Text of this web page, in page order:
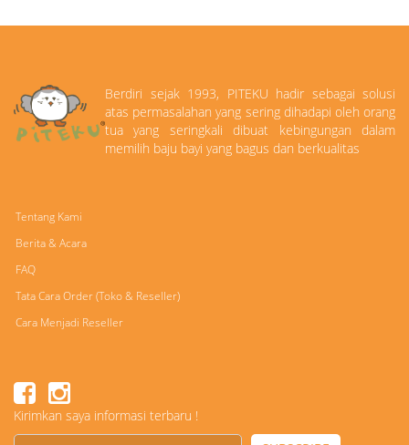
Berdiri sejak 1993, PITEKU hadir sebagai solusi
atas permasalahan yang sering dihadapi oleh orang
tua yang seringkali dibuat kebingungan dalam
memilih baju bayi yang bagus dan berkualitas
Tentang Kami
Berita & Acara
FAQ
Tata Cara Order (Toko & Reseller)
Cara Menjadi Reseller
Kirimkan saya informasi terbaru !